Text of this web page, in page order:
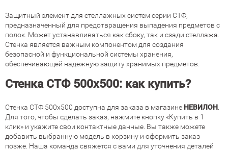
Защитный элемент для стеллажных систем серии СТФ,
предназначенный для предотвращения выпадения предметов с
полок. Может устанавливаться как сбоку, так и сзади стеллажа.
Стенка является важным компонентом для создания
безопасной и функциональной системы хранения,
обеспечивающей надежную защиту хранимых предметов.
Стенка СТФ 500х500: как купить?
Стенка СТФ 500х500 доступна для заказа в магазине НЕВИЛОН.
Для того, чтобы сделать заказ, нажмите кнопку «Купить в 1
клик» и укажите свои контактные данные. Вы также можете
добавить выбранную модель в корзину и оформить заказ
позже. Наша команда свяжется с вами для уточнения деталей